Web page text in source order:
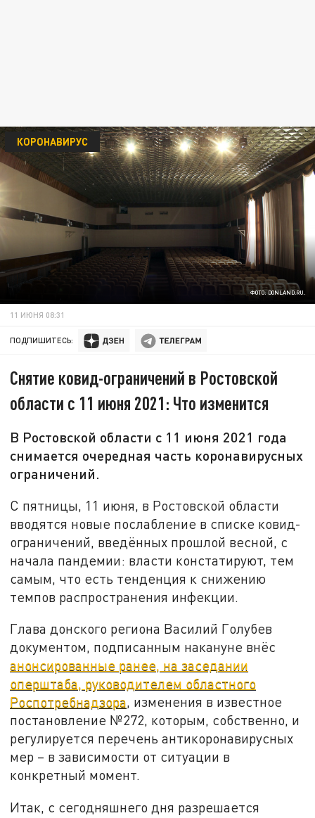
ФОТО: DONLAND.RU.
КОРОНАВИРУС
11 ИЮНЯ 08:31
ПОДПИШИТЕСЬ:
Снятие ковид-ограничений в Ростовской
области с 11 июня 2021: Что изменится
В Ростовской области с 11 июня 2021 года
снимается очередная часть коронавирусных
ограничений.
С пятницы, 11 июня, в Ростовской области
вводятся новые послабление в списке ковид-
ограничений, введённых прошлой весной, с
начала пандемии: власти констатируют, тем
самым, что есть тенденция к снижению
темпов распространения инфекции.
Глава донского региона Василий Голубев
документом, подписанным накануне внёс
анонсированные ранее, на заседании
оперштаба, руководителем областного
Роспотребнадзора, изменения в известное
постановление №272, которым, собственно, и
регулируется перечень антикоронавирусных
мер – в зависимости от ситуации в
конкретный момент.
Итак, с сегодняшнего дня разрешается